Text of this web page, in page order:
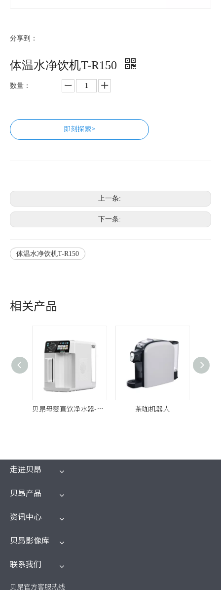
分享到：
体温水净饮机T-R150
数量：
即刻探索>
上一条:
下一条:
体温水净饮机T-R150
相关产品
贝昂母婴直饮净水器-R200 茶咖机器人
走进贝昂
贝昂产品
资讯中心
贝昂影像库
联系我们
贝昂官方客服热线